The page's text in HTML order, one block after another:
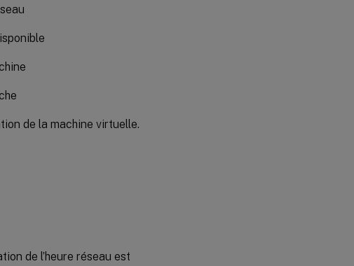
de la machine virtuelle.
de l’heure réseau est